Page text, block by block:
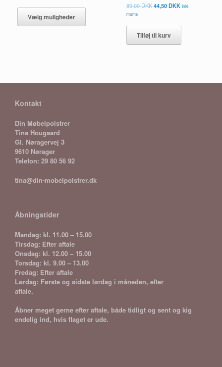
Vælg muligheder
Dette
har
på
89,00DKKDen
var:
89,00 DKK.
44,50DKKDen
er:
Inkl.
moms
Tilføj til kurv
Kontakt
Din Møbelpolstrer
Tina Hougaard
Gl. Nøragervej 3
9610 Nørager
Telefon: 29 80 56 92
tina@din-mobelpolstrer.dk
Åbningstider
Mandag: kl. 11.00 – 15.00
Tirsdag: Efter aftale
Onsdag: kl. 12.00 – 15.00
Torsdag: kl. 9.00 – 13.00
Fredag: Efter aftale
Lørdag: Første og sidste lørdag i måneden, efter
aftale.
Åbner meget gerne efter aftale, både tidligt og sent og kig
endelig ind, hvis flaget er ude.